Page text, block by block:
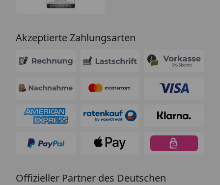
Akzeptierte Zahlungsarten
Offizieller Partner des Deutschen